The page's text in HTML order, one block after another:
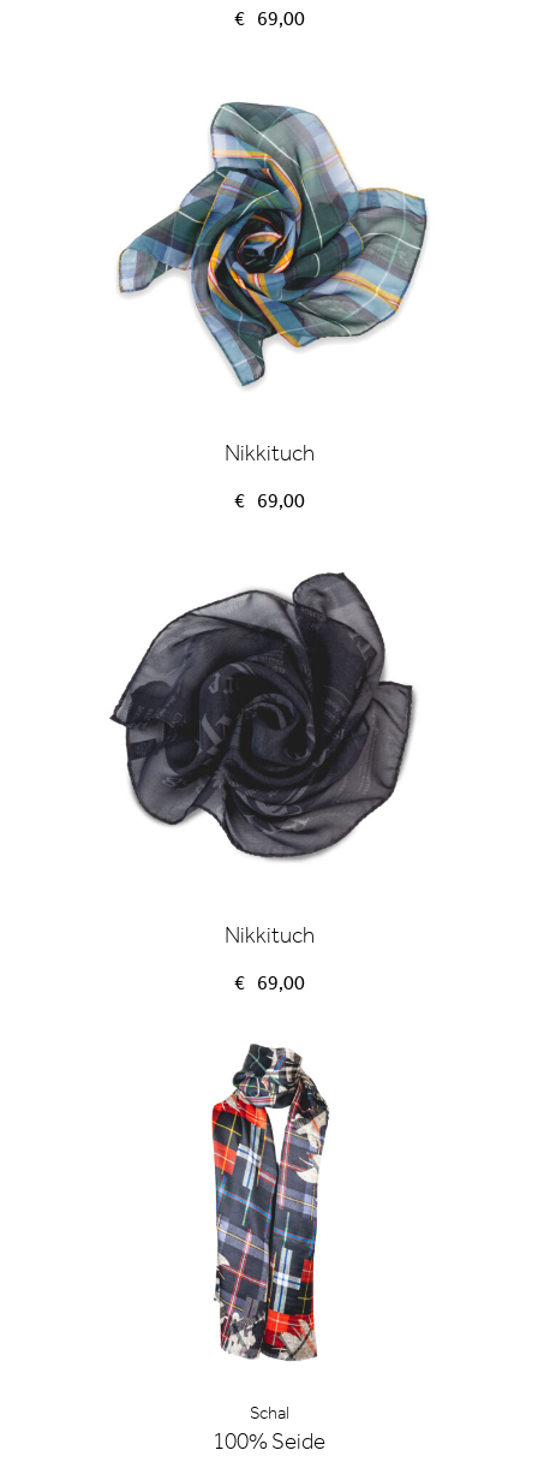
€ 69,00
Nikkituch
€ 69,00
Nikkituch
€ 69,00
Schal
100% Seide